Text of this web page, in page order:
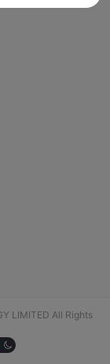
LIMITED All Rights